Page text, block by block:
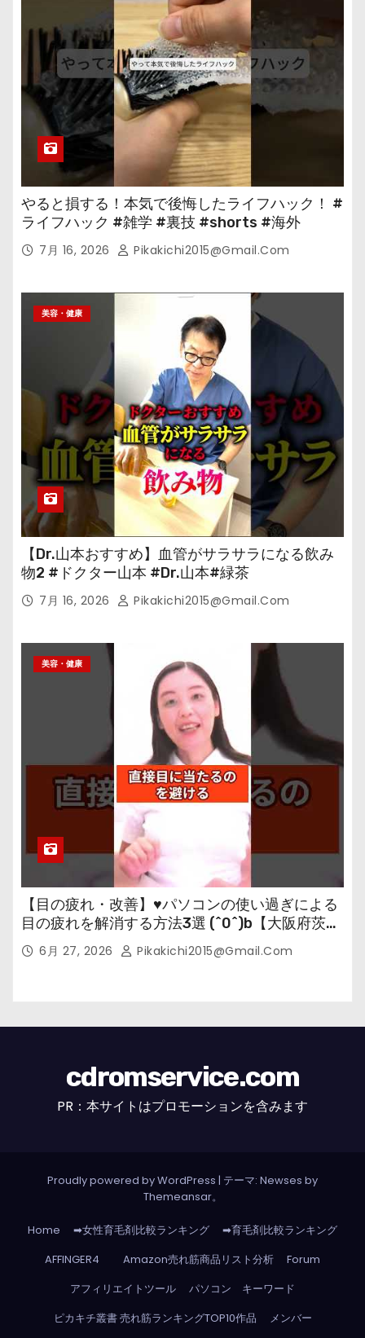
やると損する！本気で後悔したライフハック！ #
ライフハック #雑学 #裏技 #shorts #海外
7月 16, 2026 Pikakichi2015@gmail.com
美容・健康
【Dr.山本おすすめ】血管がサラサラになる飲み
物2 #ドクター山本 #Dr.山本#緑茶
7月 16, 2026 Pikakichi2015@gmail.com
美容・健康
【目の疲れ・改善】♥パソコンの使い過ぎによる
目の疲れを解消する方法3選 (^0^)b【大阪府茨木
市の女性・美容鍼灸・整体師が教えます。】
6月 27, 2026 Pikakichi2015@gmail.com
cdromservice.com
PR：本サイトはプロモーションを含みます
Proudly powered by WordPress | テーマ: Newses by
Themeansar。
Home ➡女性育毛剤比較ランキング
➡育毛剤比較ランキング
AFFINGER4
Amazon売れ筋商品リスト分析
Forum
アフィリエイトツール
パソコン キーワード
ピカキチ叢書 売れ筋ランキングTOP10作品
メンバー